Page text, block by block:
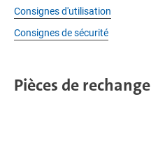
Consignes d'utilisation
Consignes de sécurité
Pièces de rechange